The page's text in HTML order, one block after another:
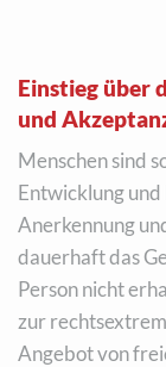
Einstieg über
und
Menschen sind
Entwicklung und
Anerkennung
dauerhaft das
Person nicht
zur
Angebot von